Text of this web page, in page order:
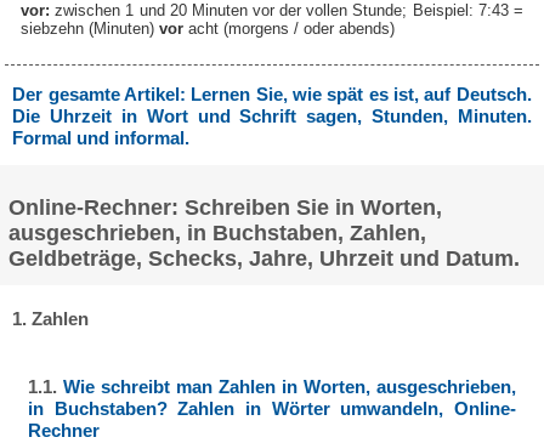
vor: zwischen 1 und 20 Minuten vor der vollen Stunde; Beispiel: 7:43 =
siebzehn (Minuten)vor acht (morgens / oder abends)
Der gesamte Artikel: Lernen Sie, wie spät es ist, auf Deutsch.
Die Uhrzeit in Wort und Schrift sagen, Stunden, Minuten.
Formal und informal.
Online-Rechner: Schreiben Sie in Worten,
ausgeschrieben, in Buchstaben, Zahlen,
Geldbeträge, Schecks, Jahre, Uhrzeit und Datum.
1. Zahlen
1.1.Wie schreibt man Zahlen in Worten, ausgeschrieben,
in Buchstaben? Zahlen in Wörter umwandeln, Online-
Rechner